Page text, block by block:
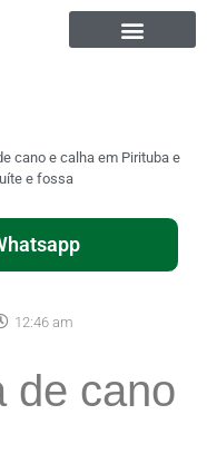
cano e calha em Pirituba e
e fossa
12:46 am
de cano